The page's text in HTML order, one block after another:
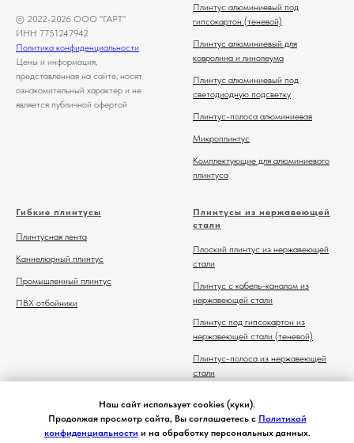
Наш сайт использует cookies (куки).
Продолжая просмотр сайта, Вы соглашаетесь с Политикой
конфиденциальности и на обработку персональных данных.
© 2022-2026 ООО "ГАРТ"
ИНН 7751247942
Политика конфиденциальности
Цены и информация,
представленная на сайте, носят
ознакомительный характер и не
является публичной офертой
Плинтус алюминиевый под
гипсокартон (теневой)
Плинтус алюминиевый для
ковролина и линолеума
Плинтус алюминиевый под
светодиодную подсветку
Плинтус-полоса алюминиевая
Микроплинтус
Комплектующие для алюминиевого
плинтуса
Гибкие плинтусы
Плинтусная лента
Каннелюрный плинтус
Промышленный плинтус
ПВХ отбойники
Плинтусы из нержавеющей
стали
Плоский плинтус из нержавеющей
стали
Плинтус с кабель-каналом из
нержавеющей стали
Плинтус под гипсокартон из
нержавеющей стали (теневой)
Плинтус-полоса из нержавеющей
стали
нержавеющей стали